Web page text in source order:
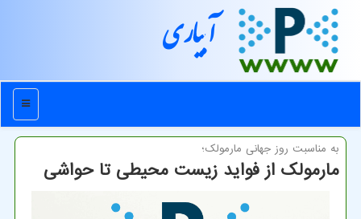
آبیاری
منو
به مناسبت روز جهانی مارمولك؛
مارمولک از فواید زیست محیطی تا حواشی